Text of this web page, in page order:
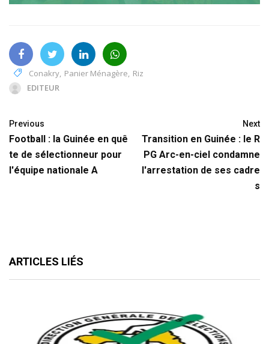
Conakry Panier Ménagère Riz
EDITEUR
Previous
Football : la Guinée en quê
te de sélectionneur pour
l'équipe nationale A
Next
Transition en Guinée : le R
PG Arc-en-ciel condamne
l'arrestation de ses cadre
s
ARTICLES LIÉS